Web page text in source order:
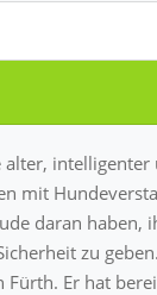
alter,
mit
daran haben,
zu geben.
Fürth. Er hat